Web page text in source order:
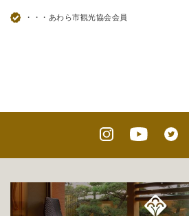
・・・あわら市観光協会会員